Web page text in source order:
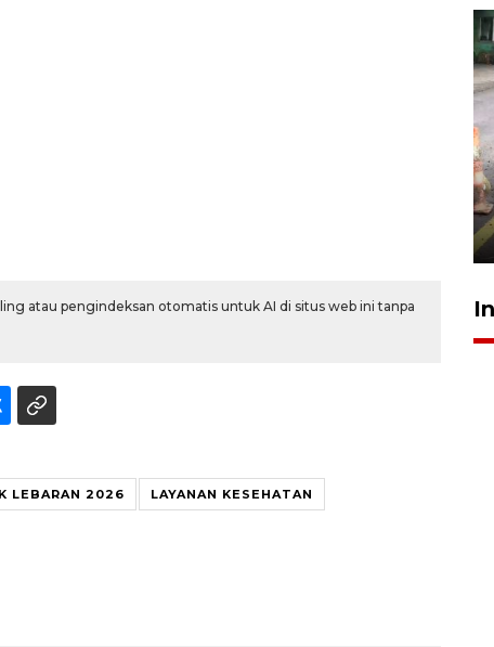
atau pengindeksan otomatis untuk AI di situs web ini tanpa
LEBARAN 2026 LAYANAN KESEHATAN